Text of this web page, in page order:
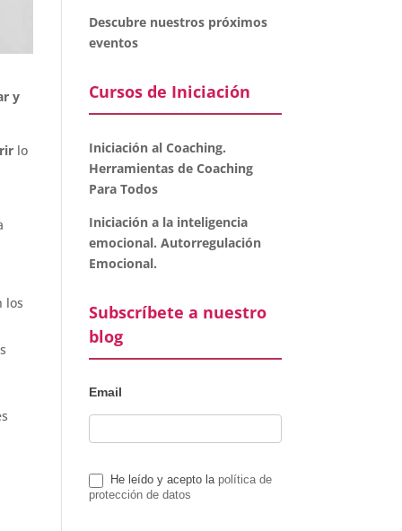
y
lo
los
Descubre nuestros próximos
eventos
Cursos de Iniciación
Iniciación al Coaching.
Herramientas de Coaching
Para Todos
Iniciación a la inteligencia
emocional. Autorregulación
Emocional.
Subscríbete a nuestro
blog
Email
He leído y acepto la política de
protección de datos